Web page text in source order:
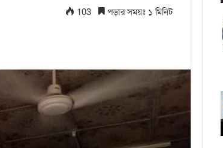
103 পড়ার সময়ঃ ১ মিনিট